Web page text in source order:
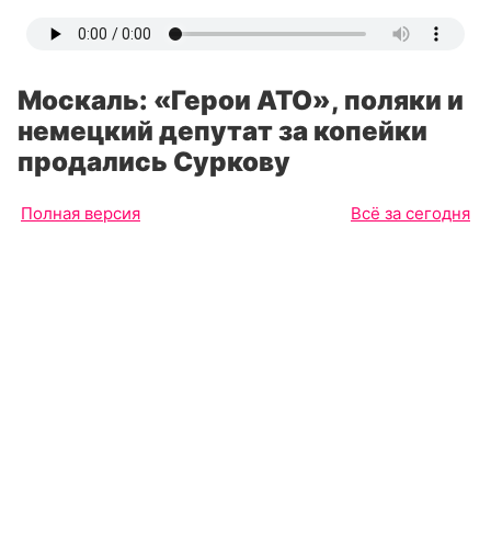
Москаль: «Герои АТО», поляки и
немецкий депутат за копейки
продались Суркову
Полная версия Всё за сегодня